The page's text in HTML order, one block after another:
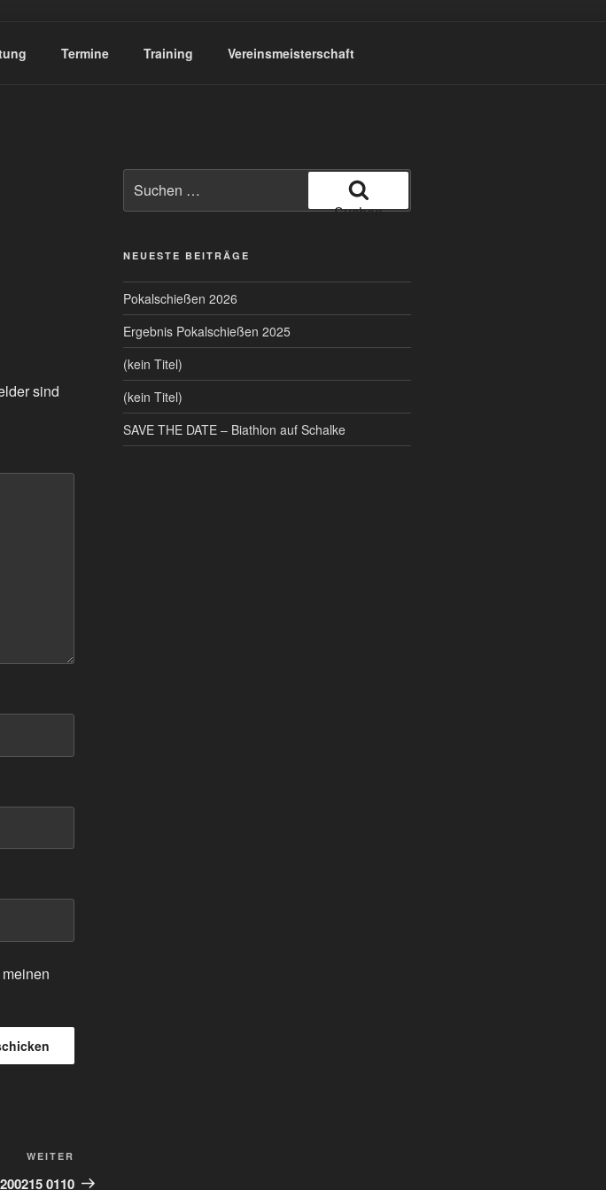
E.V.
Termine Training Vereinsmeisterschaft
sind
Beitrag
WEITER
0110
nach:
Suchen
NEUESTE BEITRÄGE
Pokalschießen 2026
Ergebnis Pokalschießen 2025
(kein Titel)
(kein Titel)
SAVE THE DATE – Biathlon auf Schalke